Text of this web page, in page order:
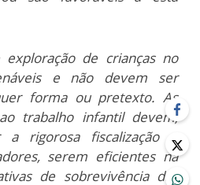
de crianças no
e não devem ser
forma ou pretexto. As
trabalho infantil devem,
rigorosa fiscalização e
serem eficientes na
de sobrevivência das